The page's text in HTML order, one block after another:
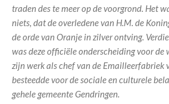
traden des te meer op de voorgrond. Het
niets, dat de overledene van H.M. de
de orde van Oranje in zilver ontving.
was deze officiële onderscheiding voor
zijn werk als chef van de Emailleerfabriek
besteedde voor de sociale en culturele
gehele gemeente Gendringen.